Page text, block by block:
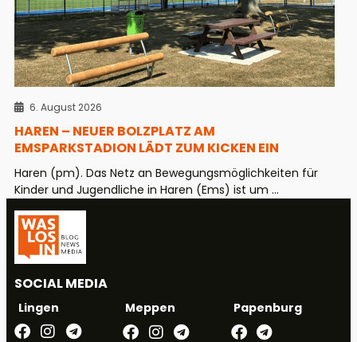
6. August 2026
HAREN – NEUER BOLZPLATZ AM
EMSPARKSTADION LÄDT ZUM KICKEN EIN
Haren (pm). Das Netz an Bewegungsmöglichkeiten für
Kinder und Jugendliche in Haren (Ems) ist um ...
SOCIAL MEDIA
Lingen Meppen Papenburg